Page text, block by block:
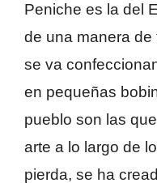
Peniche es la del
de una manera de
se va
en pequeñas
pueblo son las
arte a lo largo de
pierda, se ha